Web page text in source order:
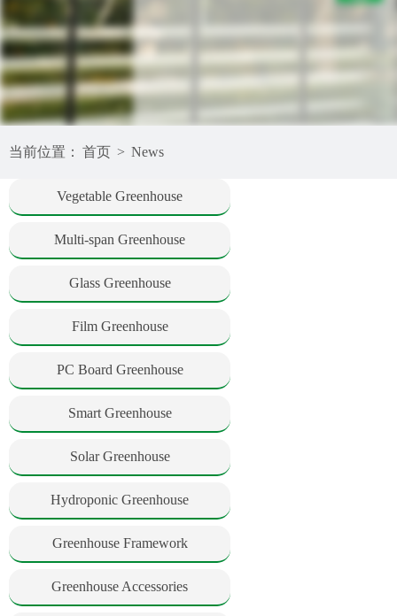
当前位置： 首页 > News
Vegetable Greenhouse
Multi-span Greenhouse
Glass Greenhouse
Film Greenhouse
PC Board Greenhouse
Smart Greenhouse
Solar Greenhouse
Hydroponic Greenhouse
Greenhouse Framework
Greenhouse Accessories